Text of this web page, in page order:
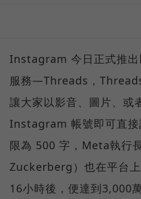
Instagram 今日正式推出
服務—Threads，
讓大家以影音、圖片、或
Instagram 帳號即可直接
限為 500 字，Meta執行
Zuckerberg）也在平台
16小時後，便達到3,000